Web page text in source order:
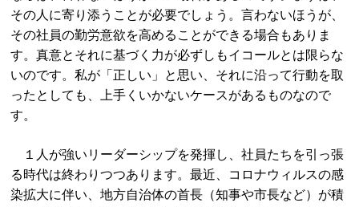
その人に寄り添うことが必要でしょう。言わないほうが、
その社員の勤労意欲を高めることができる場合もありま
す。真意とそれに基づく力が必ずしもイコールとは限らな
いのです。私が「正しい」と思い、それに沿って行動を取
ったとしても、上手くいかないケースがあるものなので
す。
１人が強いリーダーシップを発揮し、社員たちを引っ張
る時代は終わりつつあります。最近、コロナウィルスの感
染拡大に伴い、地方自治体の首長（知事や市長など）が積